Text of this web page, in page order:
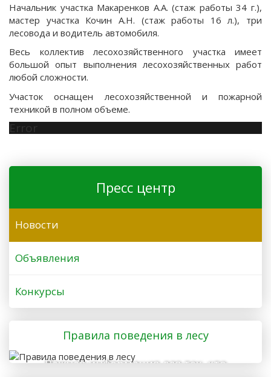
Начальник участка Макаренков А.А. (стаж работы 34 г.),
мастер участка Кочин А.Н. (стаж работы 16 л.), три
лесовода и водитель автомобиля.
Весь коллектив лесохозяйственного участка имеет
большой опыт выполнения лесохозяйственных работ
любой сложности.
Участок оснащен лесохозяйственной и пожарной
техникой в полном объеме.
Error
Пресс центр
Новости
Объявления
Конкурсы
Правила поведения в лесу
Важная информация для тех, кто